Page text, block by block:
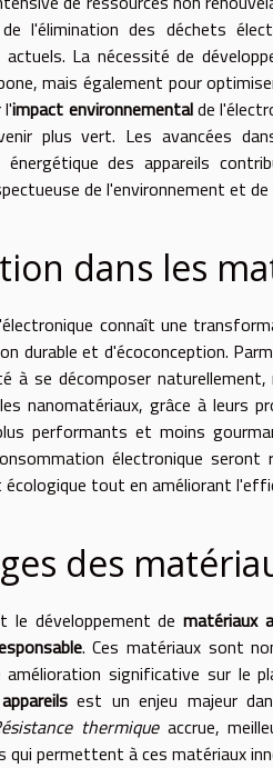
de l'élimination des déchets
La nécessité de
mais également pour
l'impact environnementalde
plus vert. Les avancées
énergétique des appareils
de l'environnement et
dans les
connaît une
durable et d'écoconception.
à se décomposer
nanomatériaux, grâce à leurs
performants et moins
électronique
écologique tout en améliorant
des
le développement dematériaux
. Ces matériaux sont
amélioration significative sur le
est un enjeu majeur
thermiqueaccrue,
qui permettent à ces matériaux